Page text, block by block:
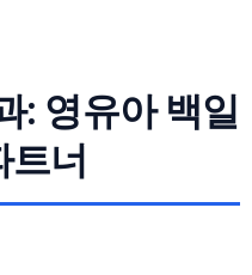
: 영유아 백일
트너